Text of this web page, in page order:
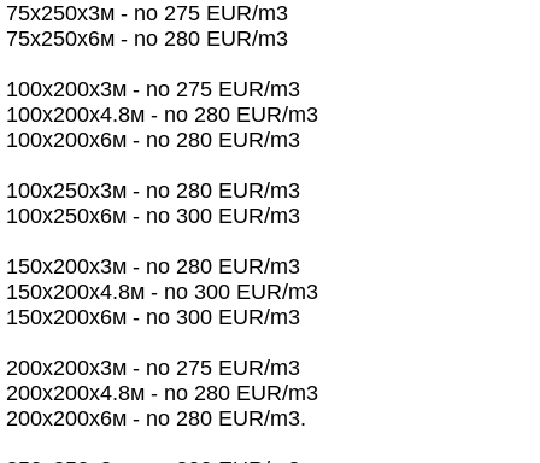
75х250х3м - no 275 EUR/m3
75х250х6м - no 280 EUR/m3
100х200х3м - no 275 EUR/m3
100х200х4.8м - no 280 EUR/m3
100х200х6м - no 280 EUR/m3
100х250х3м - no 280 EUR/m3
100х250х6м - no 300 EUR/m3
150х200х3м - no 280 EUR/m3
150х200х4.8м - no 300 EUR/m3
150х200х6м - no 300 EUR/m3
200х200х3м - no 275 EUR/m3
200х200х4.8м - no 280 EUR/m3
200х200х6м - no 280 EUR/m3.